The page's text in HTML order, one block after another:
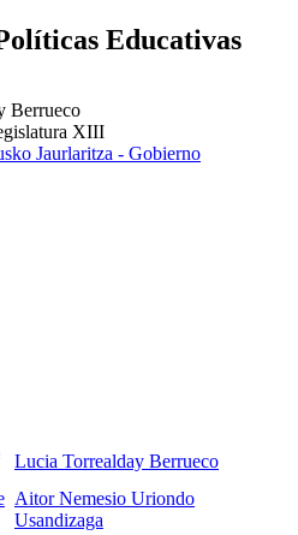
Educativas
Berrueco
XIII
Jaurlaritza - Gobierno
Lucia Torrealday Berrueco
Aitor Nemesio Uriondo
Usandizaga